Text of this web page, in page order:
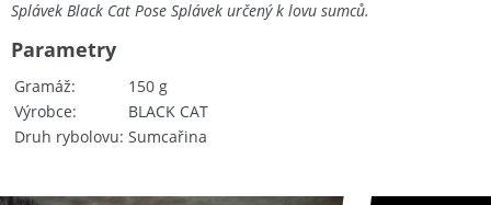
Splávek Black Cat Pose Splávek určený k lovu sumců.
Gramáž
150 g
Výrobce
BLACK CAT
Druh rybolovu Sumcařina
Parametry